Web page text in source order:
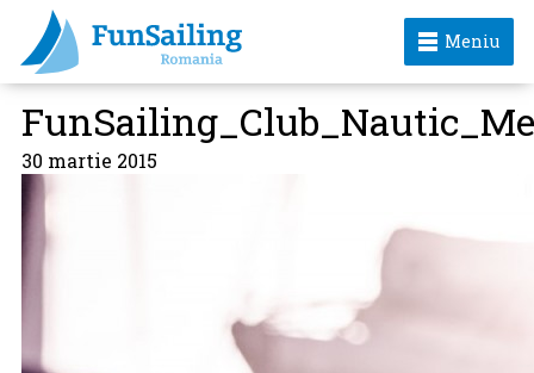
Meniu
30 martie 2015